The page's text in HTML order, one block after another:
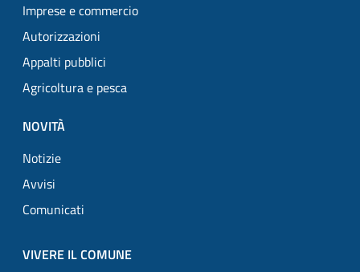
Imprese e commercio
Autorizzazioni
Appalti pubblici
Agricoltura e pesca
NOVITÀ
Notizie
Avvisi
Comunicati
VIVERE IL COMUNE